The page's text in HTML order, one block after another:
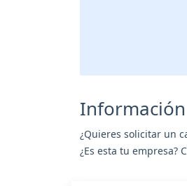
¿Quieres solicitar un
¿Es esta tu